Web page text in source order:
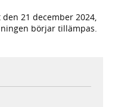
21 december 2024,
börjar tillämpas.